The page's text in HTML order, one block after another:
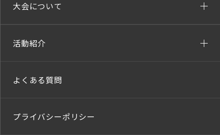
大会について
活動紹介
よくある質問
プライバシーポリシー